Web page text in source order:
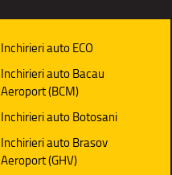
Inchirieri auto ECO
Inchirieri auto Bacau
Aeroport (BCM)
Inchirieri auto Botosani
Inchirieri auto Brasov
Aeroport (GHV)